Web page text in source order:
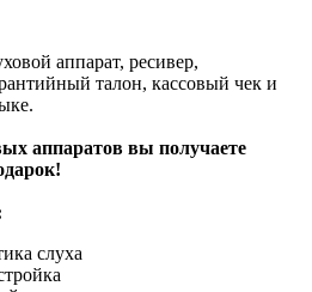
аппарат, ресивер,
талон, кассовый чек и
аппаратов вы получаете
слуха